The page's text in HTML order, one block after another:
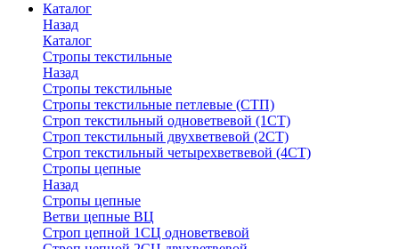
Каталог
Назад
Каталог
Стропы текстильные
Назад
Стропы текстильные
Стропы текстильные петлевые (СТП)
Строп текстильный одноветвевой (1СТ)
Строп текстильный двухветвевой (2СТ)
Строп текстильный четырехветвевой (4СТ)
Стропы цепные
Назад
Стропы цепные
Ветви цепные ВЦ
Строп цепной 1СЦ одноветвевой